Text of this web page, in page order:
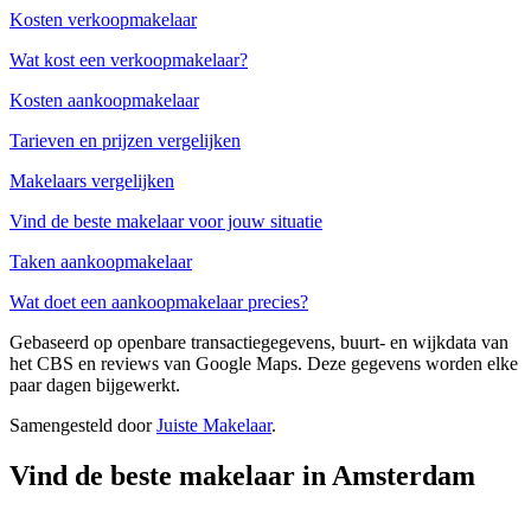
Kosten verkoopmakelaar
Wat kost een verkoopmakelaar?
Kosten aankoopmakelaar
Tarieven en prijzen vergelijken
Makelaars vergelijken
Vind de beste makelaar voor jouw situatie
Taken aankoopmakelaar
Wat doet een aankoopmakelaar precies?
Gebaseerd op openbare transactiegegevens, buurt- en wijkdata van
het CBS en reviews van Google Maps. Deze gegevens worden elke
paar dagen bijgewerkt.
Samengesteld doorJuiste Makelaar.
Vind de beste makelaar in Amsterdam